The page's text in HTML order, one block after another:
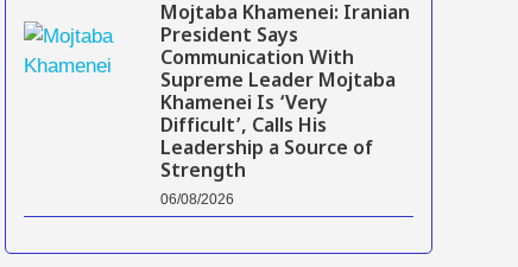
Mojtaba Khamenei: Iranian
President Says
Communication With
Supreme Leader Mojtaba
Khamenei Is ‘Very
Difficult’, Calls His
Leadership a Source of
Strength
06/08/2026